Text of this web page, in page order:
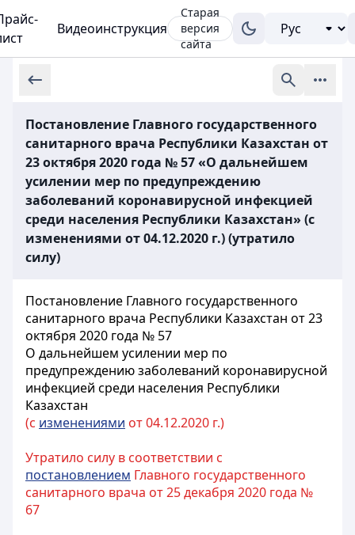
Видеоинструкция
Старая
версия
сайта
Постановление Главного государственного
санитарного врача Республики Казахстан от
23 октября 2020 года № 57 «О дальнейшем
усилении мер по предупреждению
заболеваний коронавирусной инфекцией
среди населения Республики Казахстан» (с
изменениями от 04.12.2020 г.) (утратило
силу)
Постановление Главного государственного
санитарного врача Республики Казахстан от 23
октября 2020 года № 57
О дальнейшем усилении мер по
предупреждению заболеваний коронавирусной
инфекцией среди населения Республики
Казахстан
(с изменениями от 04.12.2020 г.)
Утратило силу в соответствии с
постановлением Главного государственного
санитарного врача от 25 декабря 2020 года №
67